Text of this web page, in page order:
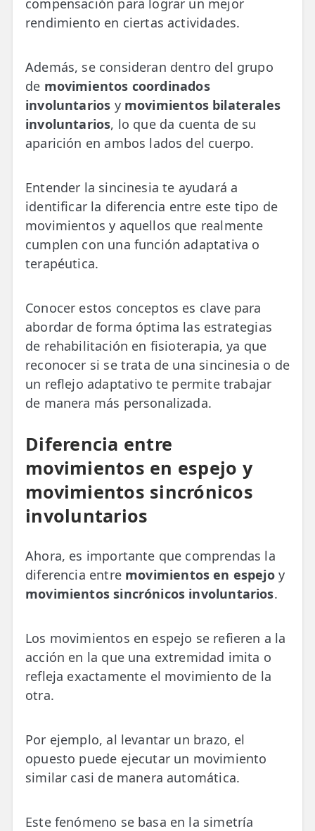
compensación para lograr un mejor
rendimiento en ciertas actividades.
Además, se consideran dentro del grupo
de movimientos coordinados
involuntarios y movimientos bilaterales
involuntarios, lo que da cuenta de su
aparición en ambos lados del cuerpo.
Entender la sincinesia te ayudará a
identificar la diferencia entre este tipo de
movimientos y aquellos que realmente
cumplen con una función adaptativa o
terapéutica.
Conocer estos conceptos es clave para
abordar de forma óptima las estrategias
de rehabilitación en fisioterapia, ya que
reconocer si se trata de una sincinesia o de
un reflejo adaptativo te permite trabajar
de manera más personalizada.
Diferencia entre
movimientos en espejo y
movimientos sincrónicos
involuntarios
Ahora, es importante que comprendas la
diferencia entre movimientos en espejoy
movimientos sincrónicos involuntarios.
Los movimientos en espejo se refieren a la
acción en la que una extremidad imita o
refleja exactamente el movimiento de la
otra.
Por ejemplo, al levantar un brazo, el
opuesto puede ejecutar un movimiento
similar casi de manera automática.
Este fenómeno se basa en la simetría